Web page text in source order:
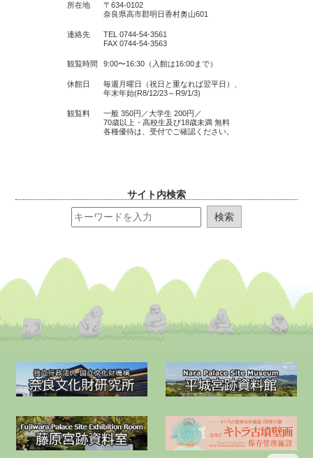
所在地
〒634-0102
奈良県高市郡明日香村奥山601
連絡先
TEL 0744-54-3561
FAX 0744-54-3563
観覧時間 9:00〜16:30（入館は16:00まで）
休館日
毎週月曜日（祝日と重なれば翌平日）、
年末年始(R8/12/23～R9/1/3)
観覧料
一般 350円／大学生 200円／
70歳以上・高校生及び18歳未満 無料
各種優待は、受付でご確認ください。
サイト内検索